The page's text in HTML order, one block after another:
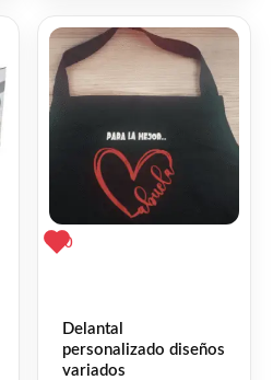
0
Delantal
personalizado diseños
variados